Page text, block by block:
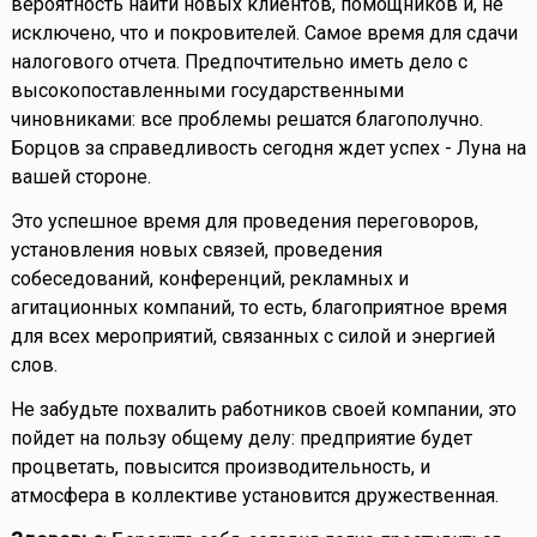
исключено, что и покровителей. Самое время для сдачи
налогового отчета. Предпочтительно иметь дело с
высокопоставленными государственными
чиновниками: все проблемы решатся благополучно.
Борцов за справедливость сегодня ждет успех - Луна на
вашей стороне.
Это успешное время для проведения переговоров,
установления новых связей, проведения
собеседований, конференций, рекламных и
агитационных компаний, то есть, благоприятное время
для всех мероприятий, связанных с силой и энергией
слов.
Не забудьте похвалить работников своей компании, это
пойдет на пользу общему делу: предприятие будет
процветать, повысится производительность, и
атмосфера в коллективе установится дружественная.